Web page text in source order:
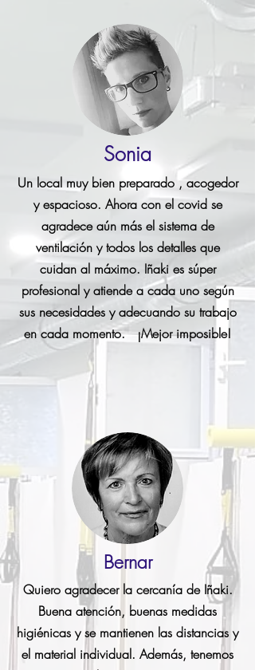
Sonia
Un local muy bien preparado , acogedor
y espacioso. Ahora con el covid se
agradece aún más el sistema de
ventilación y todos los detalles que
cuidan al máximo. Iñaki es súper
profesional y atiende a cada uno según
sus necesidades y adecuando su trabajo
en cada momento. ¡Mejor imposible!
Bernar
Quiero agradecer la cercanía de Iñaki.
Buena atención, buenas medidas
higiénicas y se mantienen las distancias y
el material individual. Además, tenemos